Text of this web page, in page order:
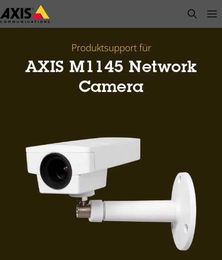
Zum
Hauptinhalt
open
Produktsupport für
AXIS M1145 Network
Camera